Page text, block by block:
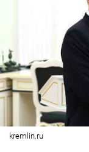
kremlin.ru